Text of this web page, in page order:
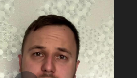
серотонина и т.д. Проявляется
(уртикарии) по коже
сантиметров, с четкой
сильно зудит, возможен
губ, век, слизистой полости рта
также выражен дермографизм -